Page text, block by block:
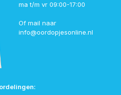
ma t/m vr 09:00-17:00
Of mail naar
info@oordopjesonline.nl